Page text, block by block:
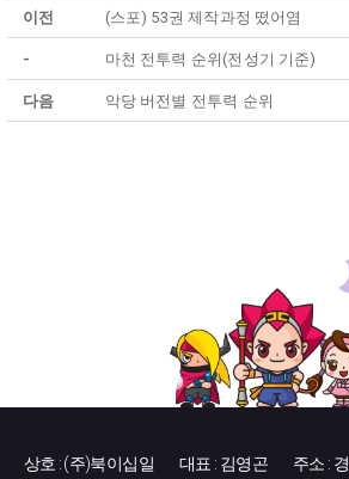
이전 (스포) 53권 제작과정 떴어염
- 마천 전투력 순위(전성기 기준)
다음 악당 버전별 전투력 순위
상호 : (주)북이십일 대표 : 김영곤 주소 :